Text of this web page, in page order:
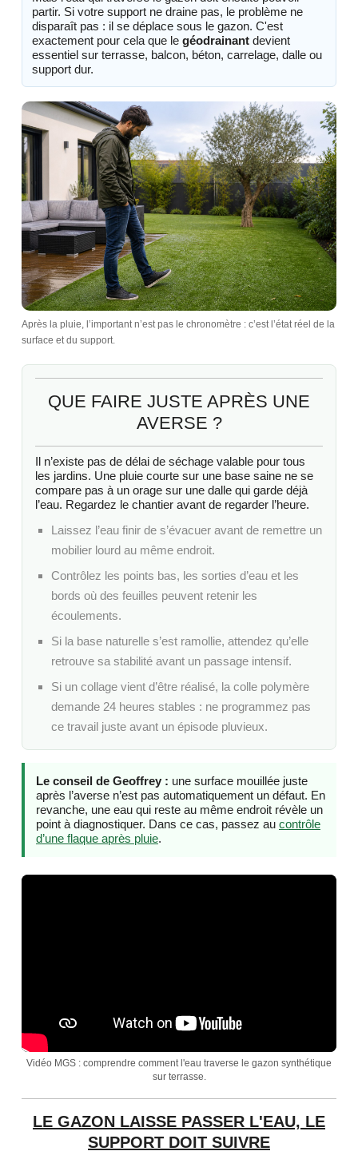
partir. Si votre support ne draine pas, le problème ne
disparaît pas : il se déplace sous le gazon. C'est
exactement pour cela que le géodrainant devient
essentiel sur terrasse, balcon, béton, carrelage, dalle ou
support dur.
Après la pluie, l’important n’est pas le chronomètre : c’est l’état réel de la
surface et du support.
QUE FAIRE JUSTE APRÈS UNE
AVERSE ?
Il n’existe pas de délai de séchage valable pour tous
les jardins. Une pluie courte sur une base saine ne se
compare pas à un orage sur une dalle qui garde déjà
l’eau. Regardez le chantier avant de regarder l’heure.
Laissez l’eau finir de s’évacuer avant de remettre un
mobilier lourd au même endroit.
Contrôlez les points bas, les sorties d’eau et les
bords où des feuilles peuvent retenir les
écoulements.
Si la base naturelle s’est ramollie, attendez qu’elle
retrouve sa stabilité avant un passage intensif.
Si un collage vient d’être réalisé, la colle polymère
demande 24 heures stables : ne programmez pas
ce travail juste avant un épisode pluvieux.
Le conseil de Geoffrey : une surface mouillée juste
après l’averse n’est pas automatiquement un défaut. En
revanche, une eau qui reste au même endroit révèle un
point à diagnostiquer. Dans ce cas, passez au contrôle
d’une flaque après pluie.
Vidéo MGS : comprendre comment l'eau traverse le gazon synthétique
sur terrasse.
LE GAZON LAISSE PASSER L'EAU, LE
SUPPORT DOIT SUIVRE